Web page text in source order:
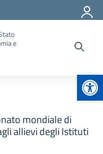
e
mondiale di
allievi degli Istituti